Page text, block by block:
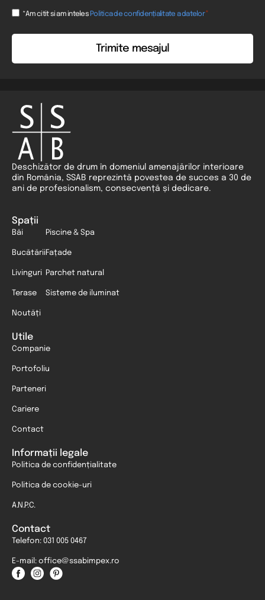
Consent
*Am citit si am inteles Politica de confidențialitate a datelor*
Deschizător de drum în domeniul amenajărilor interioare
din România, SSAB reprezintă povestea de succes a 30 de
ani de profesionalism, consecvență și dedicare.
Spații
Băi
Bucătării
Livinguri
Terase
Noutăți
Piscine & Spa
Fațade
Parchet natural
Sisteme de iluminat
Utile
Companie
Portofoliu
Parteneri
Cariere
Contact
Informații legale
Politica de confidențialitate
Politica de cookie-uri
A.N.P.C.
Contact
Telefon: 031 005 0467
E-mail: office@ssabimpex.ro